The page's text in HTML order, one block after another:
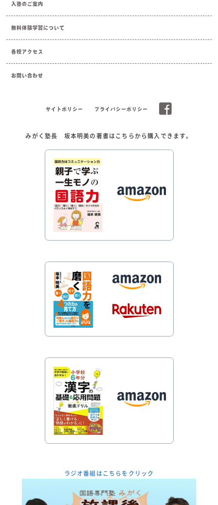
入塾のご案内
無料体験学習について
各校アクセス
お問い合わせ
サイトポリシー プライバシーポリシー
みがく塾長 坂本明美の著書はこちらから購入できます。
ラジオ番組はこちらをクリック